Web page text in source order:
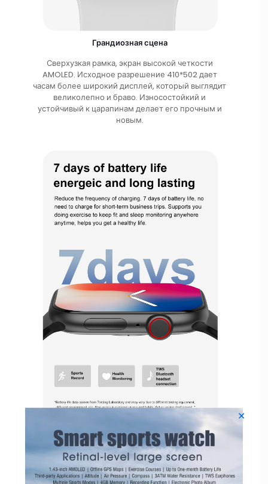
Грандиозная сцена
Сверхузкая рамка, экран высокой четкости
AMOLED. Исходное разрешение 410*502 дает
часам более широкий дисплей, который выглядит
великолепно и браво. Износостойкий и
устойчивый к царапинам делает его прочным и
новым.
7 дней автономной работы, энергичный и
долговечный
Уменьшите частоту зарядки. 7 дней автономной
✕